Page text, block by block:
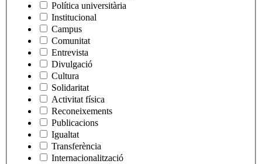
Política universitària
Institucional
Campus
Comunitat
Entrevista
Divulgació
Cultura
Solidaritat
Activitat física
Reconeixements
Publicacions
Igualtat
Transferència
Internacionalització